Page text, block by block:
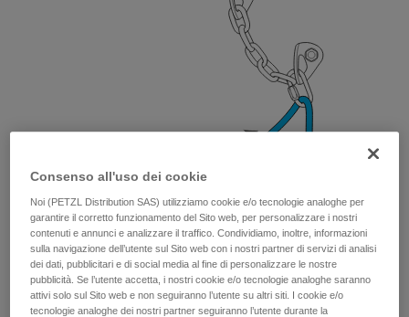
Consenso all'uso dei cookie
Noi (PETZL Distribution SAS) utilizziamo cookie e/o tecnologie analoghe per
garantire il corretto funzionamento del Sito web, per personalizzare i nostri
contenuti e annunci e analizzare il traffico. Condividiamo, inoltre, informazioni
sulla navigazione dell’utente sul Sito web con i nostri partner di servizi di analisi
dei dati, pubblicitari e di social media al fine di personalizzare le nostre
pubblicità. Se l’utente accetta, i nostri cookie e/o tecnologie analoghe saranno
attivi solo sul Sito web e non seguiranno l’utente su altri siti. I cookie e/o
tecnologie analoghe dei nostri partner seguiranno l’utente durante la